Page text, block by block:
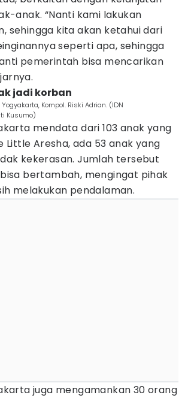
anak. “Nanti kami lakukan
sehingga kita akan ketahui dari
seperti apa, sehingga
pemerintah bisa mencarikan
jadi korban
Kompol. Riski Adrian. (IDN
Kusumo)
mendata dari 103 anak yang
Little Aresha, ada 53 anak yang
kekerasan. Jumlah tersebut
bertambah, mengingat pihak
melakukan pendalaman.
juga mengamankan 30 orang